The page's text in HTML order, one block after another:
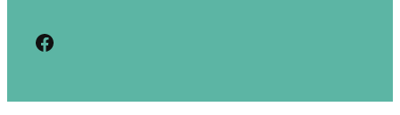
https://www.facebook.com/